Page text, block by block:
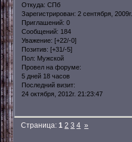
Откуда: СПб
Зарегистрирован: 2 сентября, 2009г.
Приглашений: 0
Сообщений: 184
Уважение: [+22/-0]
Позитив: [+31/-5]
Пол: Мужской
Провел на форуме:
5 дней 18 часов
Последний визит:
24 октября, 2012г. 21:23:47
Страница:1 2 3 4 »